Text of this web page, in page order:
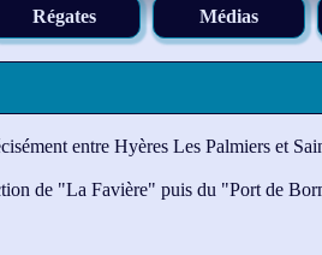
Régates Médias
entre Hyères Les Palmiers et
de "La Favière" puis du "Port de